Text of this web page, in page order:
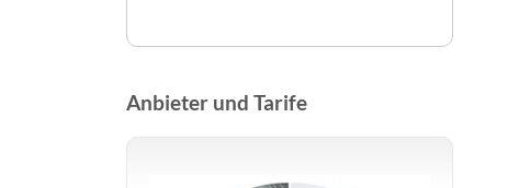
Anbieter und Tarife